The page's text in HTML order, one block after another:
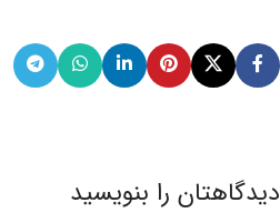
دیدگاهتان را بنویسید